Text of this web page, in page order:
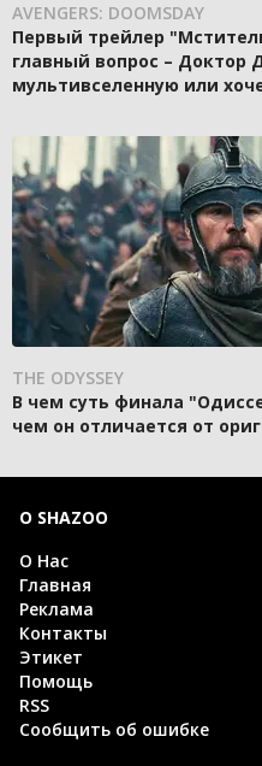
AVENGERS: DOOMSDAY
Первый трейлер
главный вопрос – Доктор
мультивселенную или
THE ODYSSEY
В чем суть финала
чем он отличается от
О SHAZOO
О Нас
Главная
Реклама
Контакты
Этикет
Помощь
RSS
Сообщить об ошибке